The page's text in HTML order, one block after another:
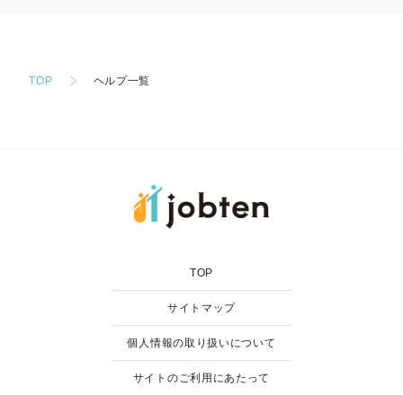
TOP ヘルプ一覧
TOP
サイトマップ
個人情報の取り扱いについて
サイトのご利用にあたって